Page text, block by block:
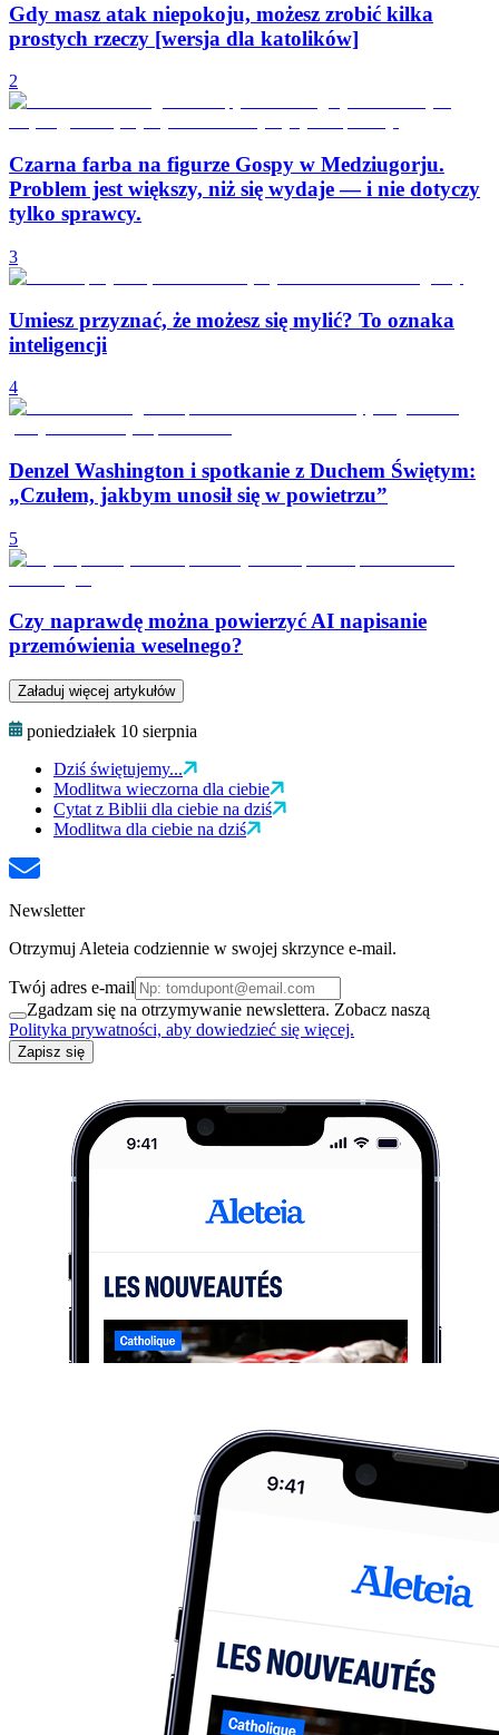
Gdy masz atak niepokoju, możesz zrobić kilka
prostych rzeczy [wersja dla katolików]
2
Czarna farba na figurze Gospy w Medziugorju.
Problem jest większy, niż się wydaje — i nie dotyczy
tylko sprawcy.
3
Umiesz przyznać, że możesz się mylić? To oznaka
inteligencji
4
Denzel Washington i spotkanie z Duchem Świętym:
„Czułem, jakbym unosił się w powietrzu”
5
Czy naprawdę można powierzyć AI napisanie
przemówienia weselnego?
Załaduj więcej artykułów
poniedziałek 10 sierpnia
Dziś świętujemy...
Modlitwa wieczorna dla ciebie
Cytat z Biblii dla ciebie na dziś
Modlitwa dla ciebie na dziś
Newsletter
Otrzymuj Aleteia codziennie w swojej skrzynce e-mail.
Twój adres e-mail
Zgadzam się na otrzymywanie newslettera. Zobacz naszą
Polityka prywatności, aby dowiedzieć się więcej.
Zapisz się